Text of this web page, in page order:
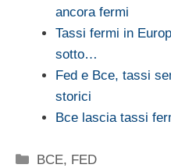
ancora fermi
Tassi fermi in
sotto…
Fed e Bce, tassi
storici
Bce lascia tassi
Categorie
BCE, FED